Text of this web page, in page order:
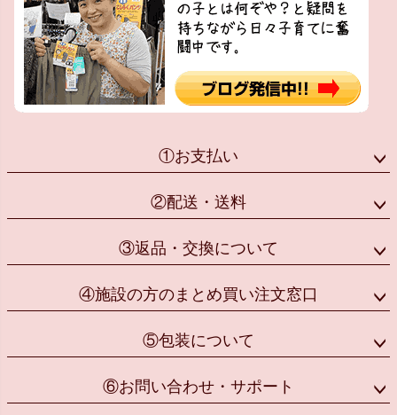
①お支払い
②配送・送料
③返品・交換について
④施設の方のまとめ買い注文窓口
⑤包装について
⑥お問い合わせ・サポート